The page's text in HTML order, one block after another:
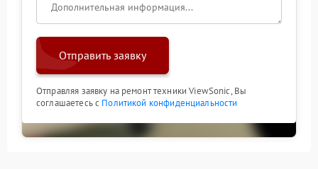
Отправить заявку
Отправляя заявку на ремонт техники ViewSonic, Вы
соглашаетесь с Политикой конфиденциальности